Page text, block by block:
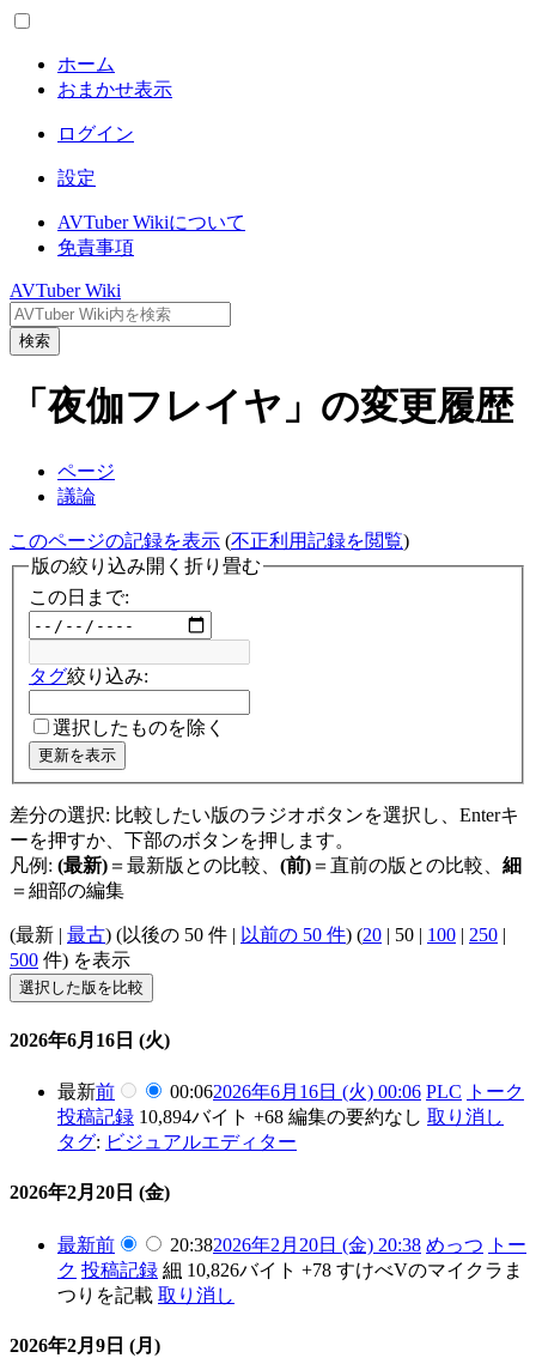
ホーム
おまかせ表示
ログイン
設定
AVTuber Wikiについて
免責事項
AVTuber Wiki
検索
「夜伽フレイヤ」の変更履歴
ページ
議論
このページの記録を表示 (不正利用記録を閲覧)
版の絞り込み開く 折り畳む
この日まで:
タグ絞り込み:
選択したものを除く
更新を表示
差分の選択: 比較したい版のラジオボタンを選択し、Enterキ
ーを押すか、下部のボタンを押します。
凡例: (最新) ＝最新版との比較、 (前) ＝直前の版との比較、 細
＝細部の編集
(最新 最古) (以後の 50 件 以前の 50 件) (20 50 100 250
500 件) を表示
2026年6月16日 (火)
最新前 00:062026年6月16日 (火) 00:06 PLC
トーク
投稿記録 10,894バイト +68 編集の要約なし 取り消し
タグ: ビジュアルエディター
2026年2月20日 (金)
最新前 20:382026年2月20日 (金) 20:38 めっつ
トー
ク 投稿記録 細 10,826バイト +78 すけべVのマイクラま
つりを記載 取り消し
2026年2月9日 (月)